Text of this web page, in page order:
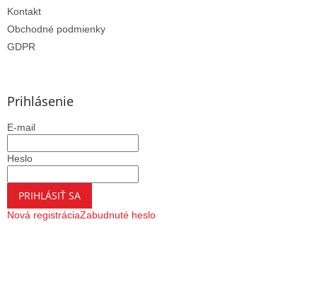
Kontakt
Obchodné podmienky
GDPR
Prihlásenie
E-mail
Heslo
PRIHLÁSIŤ SA
Nová registráciaZabudnuté heslo